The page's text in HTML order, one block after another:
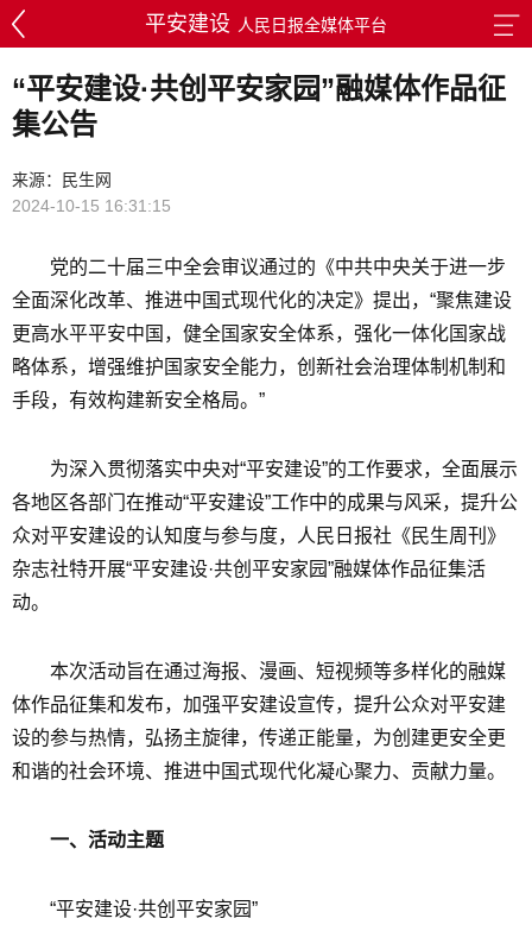
平安建设 人民日报全媒体平台
“平安建设·共创平安家园”融媒体作品征
集公告
来源：民生网
2024-10-15 16:31:15
党的二十届三中全会审议通过的《中共中央关于进一步
全面深化改革、推进中国式现代化的决定》提出，“聚焦建设
更高水平平安中国，健全国家安全体系，强化一体化国家战
略体系，增强维护国家安全能力，创新社会治理体制机制和
手段，有效构建新安全格局。”
为深入贯彻落实中央对“平安建设”的工作要求，全面展示
各地区各部门在推动“平安建设”工作中的成果与风采，提升公
众对平安建设的认知度与参与度，人民日报社《民生周刊》
杂志社特开展“平安建设·共创平安家园”融媒体作品征集活
动。
本次活动旨在通过海报、漫画、短视频等多样化的融媒
体作品征集和发布，加强平安建设宣传，提升公众对平安建
设的参与热情，弘扬主旋律，传递正能量，为创建更安全更
和谐的社会环境、推进中国式现代化凝心聚力、贡献力量。
一、活动主题
“平安建设·共创平安家园”